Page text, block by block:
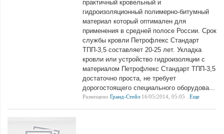
практичный кровельный и
гидроизоляционный полимерно-битумный
материал который оптимален для
применения в средней полосе России. Срок
службы кровли Петрофлекс Стандарт
ТПП-3,5 составляет 20-25 лет. Укладка
кровли или устройство гидроизоляции с
материалом Петрофлекс Стандарт ТПП-3,5
достаточно проста, не требует
дорогостоящего специального оборудова...
Размещено Гранд-Стейл 16/05/2014, 05:05 . Еще